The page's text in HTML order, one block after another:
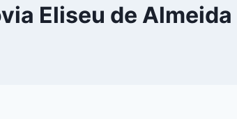
Eliseu de Almeida